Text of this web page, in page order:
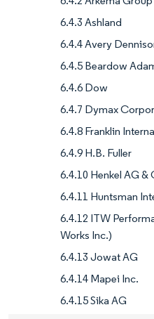
6.4.3 Ashland
6.4.4 Avery
6.4.5 Beardow
6.4.6 Dow
6.4.7 Dymax
6.4.8 Franklin
6.4.9 H.B. Fuller
6.4.10 Henkel AG &
6.4.11 Huntsman
6.4.12 ITW
Works Inc.)
6.4.13 Jowat AG
6.4.14 Mapei Inc.
6.4.15 Sika AG